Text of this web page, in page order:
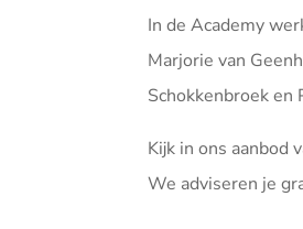
In de Academy
Marjorie van
Schokkenbroek en
Kijk in ons aanbod
We adviseren je